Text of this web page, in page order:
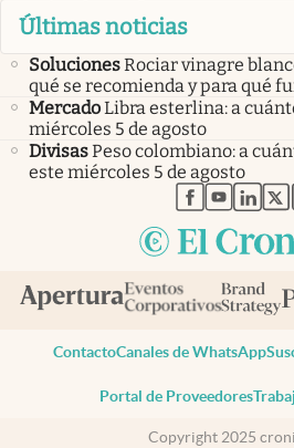
Últimas noticias
SolucionesRociar vinagre
qué se recomienda y para qué
MercadoLibra esterlina: a
miércoles 5 de agosto
DivisasPeso colombiano: a
este miércoles 5 de agosto
abre enabre en
ContactoCanales de WhatsApp
Portal de Proveedores
Copyright 2025